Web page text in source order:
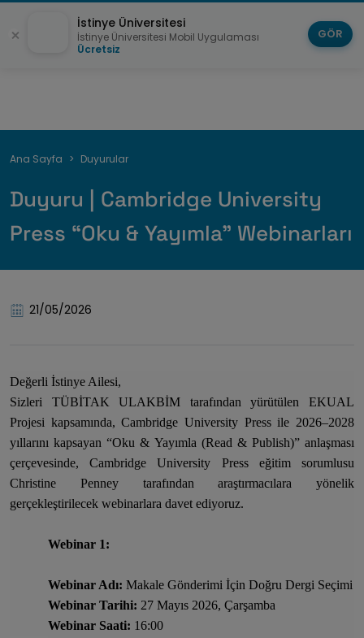
Breadcrumb
Ana Sayfa Duyurular
Duyuru | Cambridge University
Press “Oku & Yayımla" Webinarları
21/05/2026
Değerli İstinye Ailesi,
Sizleri TÜBİTAK ULAKBİM tarafından yürütülen EKUAL
Projesi kapsamında, Cambridge University Press ile 2026–2028
yıllarını kapsayan “Oku & Yayımla (Read & Publish)” anlaşması
çerçevesinde, Cambridge University Press eğitim sorumlusu
Christine Penney tarafından araştırmacılara yönelik
gerçekleştirilecek webinarlara davet ediyoruz.
Webinar 1:
Webinar Adı:Makale Gönderimi İçin Doğru Dergi Seçimi
Webinar Tarihi: 27 Mayıs 2026, Çarşamba
Webinar Saati: 16:00
İstinye Üniversitesi
İstinye Üniversitesi Mobil Uygulaması
Ücretsiz
GÖR